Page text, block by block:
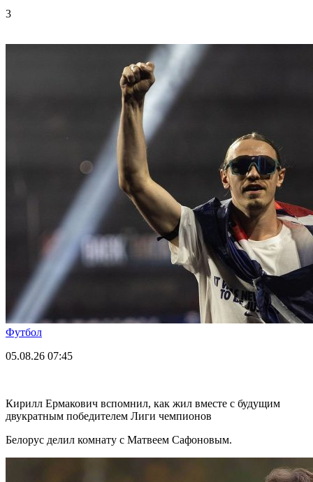
3
Футбол
05.08.26 07:45
Кирилл Ермакович вспомнил, как жил вместе с будущим
двукратным победителем Лиги чемпионов
Белорус делил комнату с Матвеем Сафоновым.